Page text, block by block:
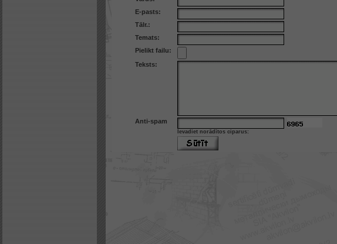
E-pasts:
Tālr.:
Temats:
Pielikt failu:
Teksts:
Anti-spam
Ievadiet norādītos ciparus: